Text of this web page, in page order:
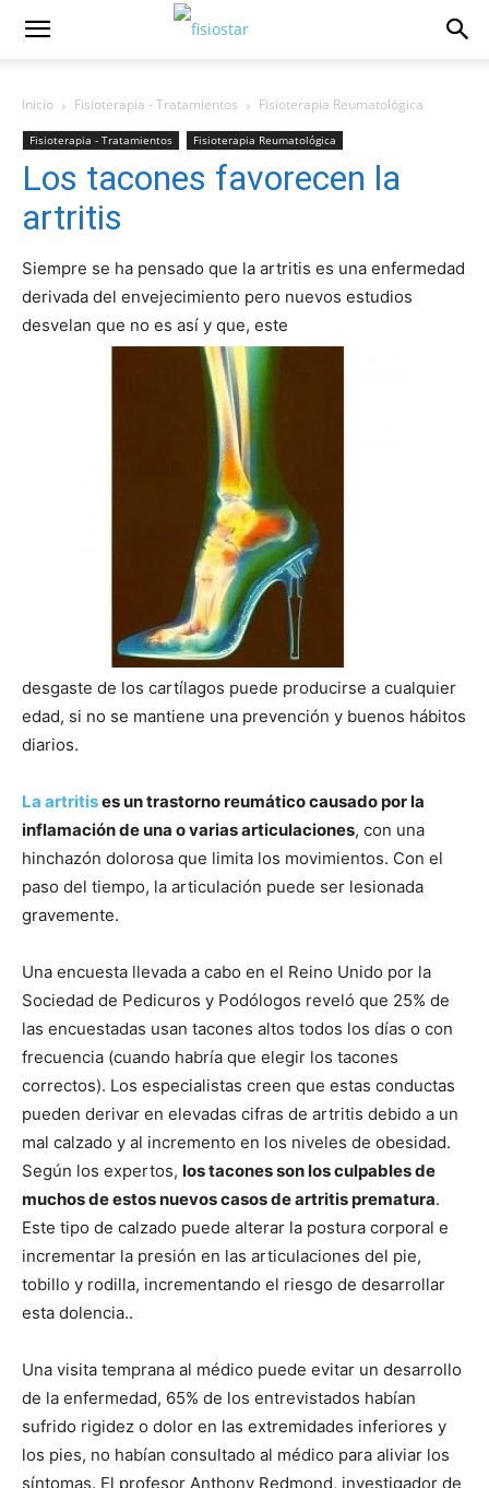
Inicio Fisioterapia - Tratamientos Fisioterapia Reumatológica
Fisioterapia - Tratamientos Fisioterapia Reumatológica
Los tacones favorecen la
artritis
Siempre se ha pensado que la artritis es una enfermedad
derivada del envejecimiento pero nuevos estudios
desvelan que no es así­ y que, este
desgaste de los cartí­lagos puede producirse a cualquier
edad, si no se mantiene una prevención y buenos hábitos
diarios.
La artritises un trastorno reumático causado por la
inflamación de una o varias articulaciones, con una
hinchazón dolorosa que limita los movimientos. Con el
paso del tiempo, la articulación puede ser lesionada
gravemente.
Una encuesta llevada a cabo en el Reino Unido por la
Sociedad de Pedicuros y Podólogos reveló que 25% de
las encuestadas usan tacones altos todos los dí­as o con
frecuencia (cuando habrí­a que elegir los tacones
correctos). Los especialistas creen que estas conductas
pueden derivar en elevadas cifras de artritis debido a un
mal calzado y al incremento en los niveles de obesidad.
Según los expertos, los tacones son los culpables de
muchos de estos nuevos casos de artritis prematura.
Este tipo de calzado puede alterar la postura corporal e
incrementar la presión en las articulaciones del pie,
tobillo y rodilla, incrementando el riesgo de desarrollar
esta dolencia..
Una visita temprana al médico puede evitar un desarrollo
de la enfermedad, 65% de los entrevistados habí­an
sufrido rigidez o dolor en las extremidades inferiores y
los pies, no habí­an consultado al médico para aliviar los
sí­ntomas. El profesor Anthony Redmond, investigador de